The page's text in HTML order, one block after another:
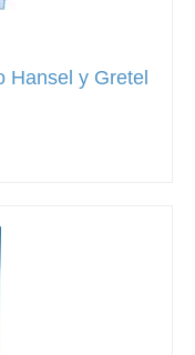
Hansel y Gretel